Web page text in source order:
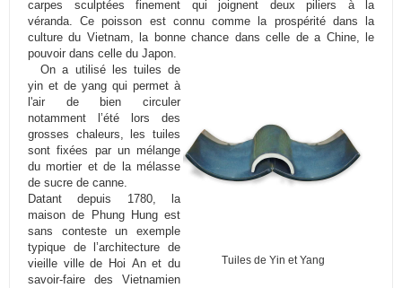
carpes sculptées finement qui joignent deux piliers à la
véranda. Ce poisson est connu comme la prospérité dans la
culture du Vietnam, la bonne chance dans celle de a Chine, le
pouvoir dans celle du Japon.
Tuiles de Yin et Yang
On a utilisé les tuilesde
yin et de yang qui permet à
l'air de bien circuler
notamment l’été lors des
grosses chaleurs, les tuiles
sont fixées par un mélange
du mortier et de la mélasse
de sucre de canne.
Datant depuis 1780, la
maison de
Phung Hungest
sans conteste un exemple
typique de l’architecture de
vieille ville de Hoi Anet du
savoir-faire des Vietnamien